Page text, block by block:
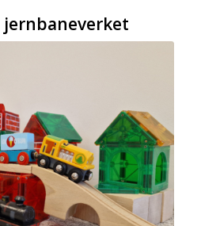
jernbaneverket